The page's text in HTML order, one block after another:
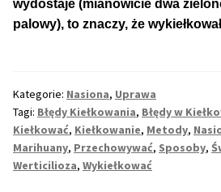
Max THC 21% i Więcej
Medyczne Odmiany
Regularne
wydostaje (mianowicie dwa
palowy), to znaczy, że
Kategorie: Nasiona, Uprawa
Tagi: Błędy Kiełkowania, Błędy w
Kiełkować, Kiełkowanie, Metody,
Marihuany, Przechowywać, Sposoby,
Werticilioza, Wykiełkować